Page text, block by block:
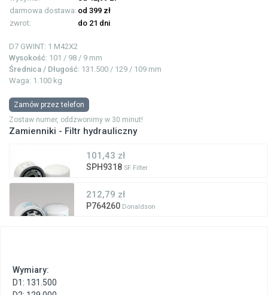
darmowa dostawa: od 399 zł
zwrot:
do 21 dni
D7 GWINT: 1 M42X2
Wysokość: 101 / 98 / 9 mm
Średnica / Długość: 131.500 / 129 / 109 mm
Waga: 1.100 kg
Zamów przez telefon
Zostaw numer, oddzwonimy w 30 minut!
Zamienniki - Filtr hydrauliczny
101,43 zł
SPH9318 SF Filter
212,79 zł
P764260 Donaldson
Wymiary:
D1: 131.500